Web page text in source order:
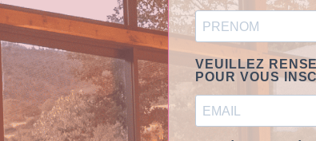
VEUILLEZ
POUR VOUS